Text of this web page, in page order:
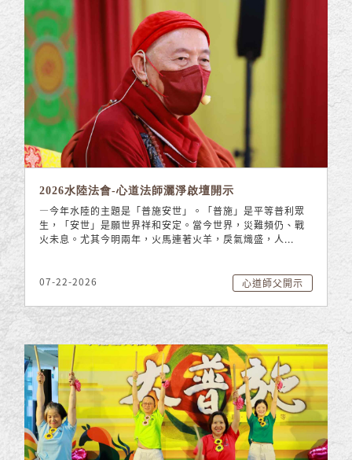
2026水陸法會-心道法師灑淨啟壇開示
—今年水陸的主題是「普施安世」。「普施」是平等普利眾
生，「安世」是願世界祥和安定。當今世界，災難頻仍、戰
火未息。尤其今明兩年，火馬連著火羊，戾氣熾盛，人...
07-22-2026 心道師父開示